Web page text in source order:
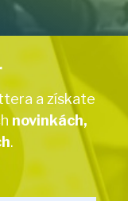
a získate
novinkách,
.